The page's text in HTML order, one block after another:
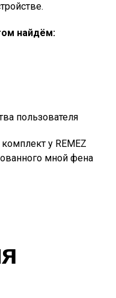
найдём:
пользователя
у REMEZ
мной фена